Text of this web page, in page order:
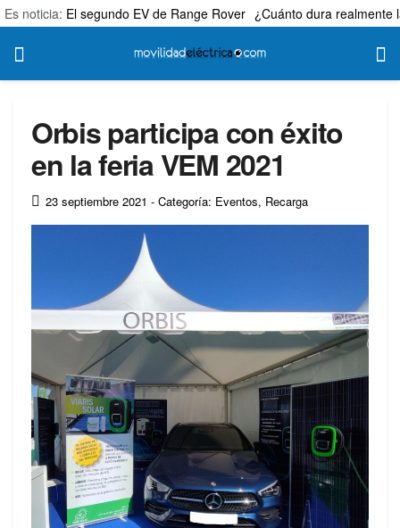
Es noticia: El segundo EV de Range Rover ¿Cuánto dura realmente
Orbis participa con éxito
en la feria VEM 2021
23 septiembre 2021 - Categoría: Eventos, Recarga